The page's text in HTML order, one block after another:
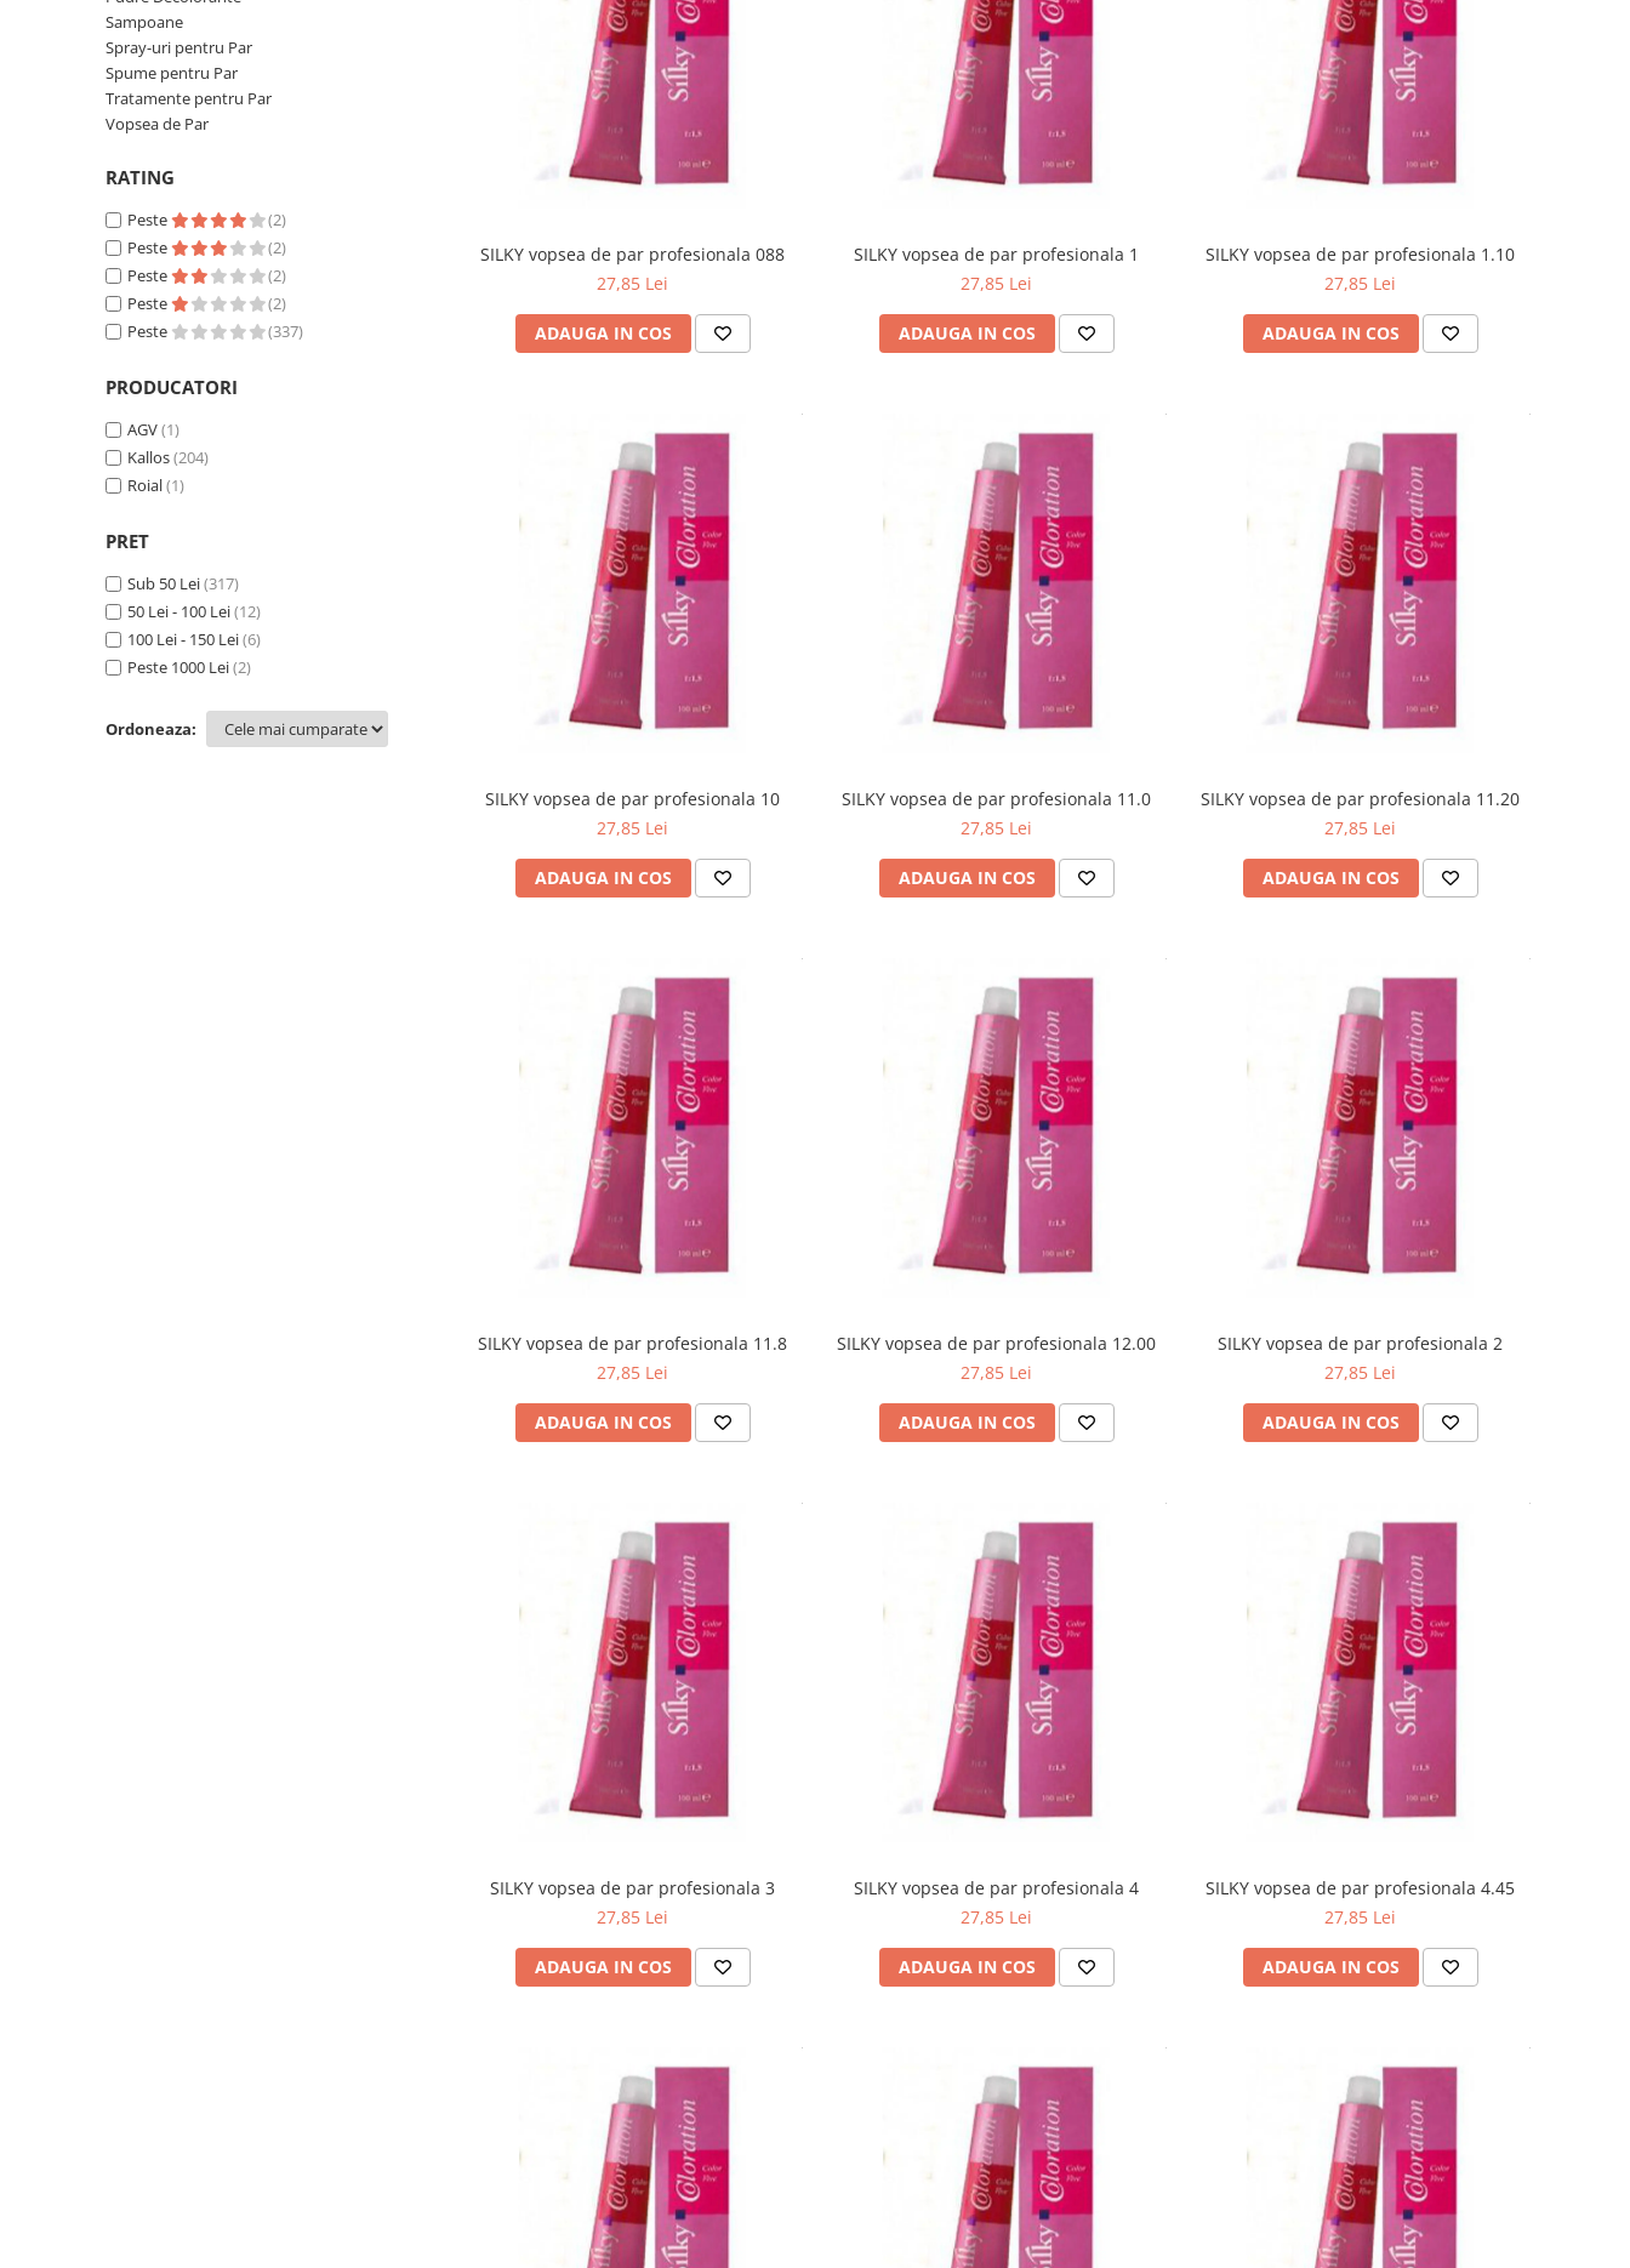
Pasta de Zahar
Produse Dupa Epilare
Scrub pentru Corp
Tratamente pentru Par
Vopsea de Par
Sampoane
Spray-uri pentru Par
Spume pentru Par
Tratamente pentru Par
Vopsea de Par
RATING
Peste
(2)
Peste
(2)
Peste
(2)
Peste
(2)
Peste
(337)
PRODUCATORI
AGV(1)
Kallos(204)
Roial(1)
PRET
Sub 50 Lei(317)
50 Lei - 100 Lei(12)
100 Lei - 150 Lei(6)
Peste 1000 Lei(2)
Ordoneaza:
SILKY vopsea de par profesionala 088
27,85 Lei
ADAUGA IN COS
SILKY vopsea de par profesionala 1
27,85 Lei
ADAUGA IN COS
SILKY vopsea de par profesionala 1.10
27,85 Lei
ADAUGA IN COS
SILKY vopsea de par profesionala 10
27,85 Lei
ADAUGA IN COS
SILKY vopsea de par profesionala 11.0
27,85 Lei
ADAUGA IN COS
SILKY vopsea de par profesionala 11.20
27,85 Lei
ADAUGA IN COS
SILKY vopsea de par profesionala 11.8
27,85 Lei
ADAUGA IN COS
SILKY vopsea de par profesionala 12.00
27,85 Lei
ADAUGA IN COS
SILKY vopsea de par profesionala 2
27,85 Lei
ADAUGA IN COS
SILKY vopsea de par profesionala 3
27,85 Lei
ADAUGA IN COS
SILKY vopsea de par profesionala 4
27,85 Lei
ADAUGA IN COS
SILKY vopsea de par profesionala 4.45
27,85 Lei
ADAUGA IN COS